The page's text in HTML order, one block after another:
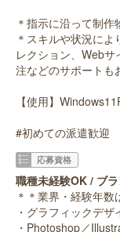
＊指示に沿って制作
＊スキルや状況に
レクション、Web
注などのサポートも
【使用】
#初めての派遣歓迎
応募資格
職種未経験OK / ブ
＊＊業界・経験年数
・グラフィックデ
・Photoshop／